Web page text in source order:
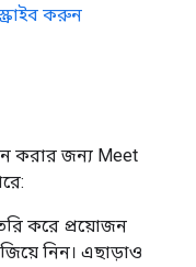
করুন
করার জন্য Meet
করে প্রয়োজন
নিন। এছাড়াও